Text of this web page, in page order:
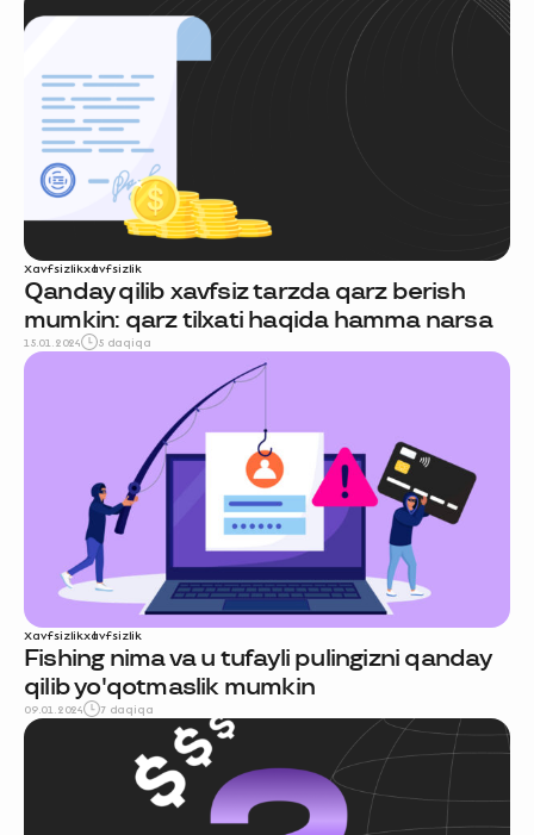
Xavfsizlikxavfsizlik
Qanday qilib xavfsiz tarzda qarz berish
mumkin: qarz tilxati haqida hamma narsa
15.01.2024 5 daqiqa
Xavfsizlikxavfsizlik
Fishing nima va u tufayli pulingizni qanday
qilib yo'qotmaslik mumkin
09.01.2024 7 daqiqa